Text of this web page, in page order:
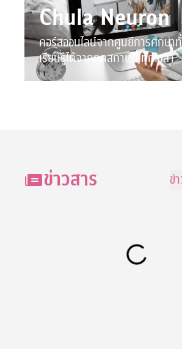
Chula Neuron
คอร์สออนไลน์จากศูนย์การศึกษา
เรียนรู้ได้จากทุกสถานที่ ทุกเวลา
ข่าวสาร ข่